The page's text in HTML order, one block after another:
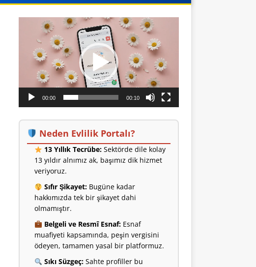
oynatıcı
00:00 00:10
Neden Evlilik Portalı?
13 Yıllık Tecrübe:Sektörde dile kolay
13 yıldır alnımız ak, başımız dik hizmet
veriyoruz.
Sıfır Şikayet:Bugüne kadar
hakkımızda tek bir şikayet dahi
olmamıştır.
Belgeli ve Resmî Esnaf:Esnaf
muafiyeti kapsamında, peşin vergisini
ödeyen, tamamen yasal bir platformuz.
Sıkı Süzgeç:Sahte profiller bu